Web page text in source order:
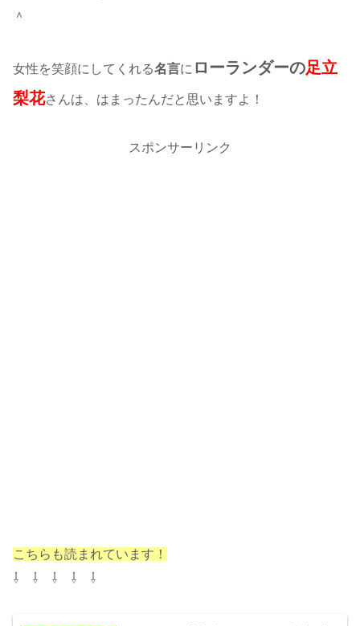
＾
女性を笑顔にしてくれる名言に ローランダーの足立
梨花さんは、はまったんだと思いますよ！
スポンサーリンク
こちらも読まれています！
⇩ ⇩ ⇩ ⇩ ⇩